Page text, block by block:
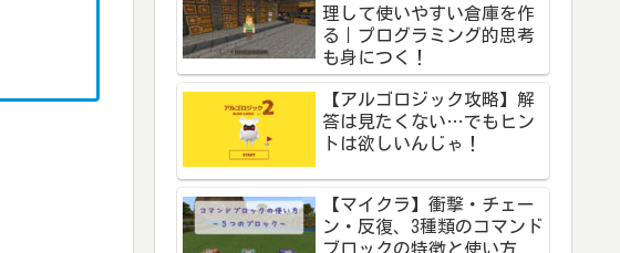
理して使いやすい倉庫を作
る｜プログラミング的思考
も身につく！
【アルゴロジック攻略】解
答は見たくない…でもヒン
トは欲しいんじゃ！
【マイクラ】衝撃・チェー
ン・反復、3種類のコマンド
ブロックの特徴と使い方